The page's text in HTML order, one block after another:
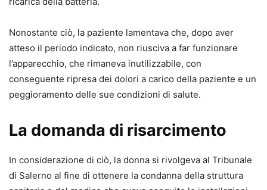
mediazione e sul tentativo obbligatorio di
conciliazione ex art. 696-bis c.p.c.
Esame dei profili penali della responsabilità
sanitaria, delle linee guida, della colpa medica e
delle più recenti questioni giurisprudenziali.
specializzando e danno erariale nel comparto
sanitario.
Struttura chiara e sistematica, pensata per
supportare il professionista nella valutazione dei
casi e nella gestione del contenzioso.
Nonostante ciò, la paziente lamentava che, dopo aver
atteso il periodo indicato, non riusciva a far funzionare
l’apparecchio, che rimaneva inutilizzabile, con
conseguente ripresa dei dolori a carico della paziente e un
peggioramento delle sue condizioni di salute.
La domanda di risarcimento
In considerazione di ciò, la donna si rivolgeva al Tribunale
di Salerno al fine di ottenere la condanna della struttura